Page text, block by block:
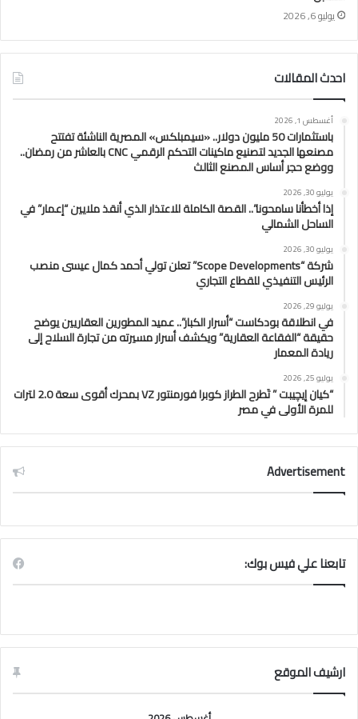
يوليو 6, 2026
احدث المقالات
أغسطس 1, 2026
باستثمارات 50 مليون دولار.. «سيمبلكس» المصرية الناشئة تفتتح
مصنعها الجديد لتصنيع ماكينات التحكم الرقمي CNC بالعاشر من رمضان..
ووضع حجر أساس المصنع الثالث
يوليو 30, 2026
إذا أخطأنا سامحونا”.. القصة الكاملة للاعتذار الذي أنقذ ملايين “إعمار” في
الساحل الشمالي
يوليو 30, 2026
شركة “Scope Developments” تعلن تولي أحمد كمال عيسى منصب
الرئيس التنفيذي للقطاع التجاري
يوليو 29, 2026
في انطلاقة بودكاست “أسرار الكبار”.. عميد المطورين العقاريين يوضح
حقيقة “الفقاعة العقارية” ويكشف أسرار مسيرته من تجارة السلاح إلى
ريادة المعمار
يوليو 25, 2026
“كيان إيچيبت ” تَطرح الطراز كوبرا فورمنتور VZ بمحرك أقوى سعة 2.0 لترات
للمرة الأولى في مصر
Advertisement
تابعنا علي فيس بوك:
ارشيف الموقع